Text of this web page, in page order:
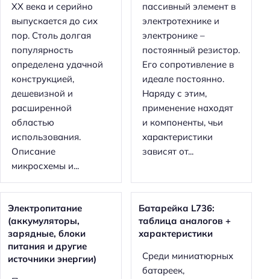
XX века и серийно
выпускается до сих
пор. Столь долгая
популярность
определена удачной
конструкцией,
дешевизной и
расширенной
областью
использования.
Описание
микросхемы и...
пассивный элемент в
электротехнике и
электронике –
постоянный резистор.
Его сопротивление в
идеале постоянно.
Наряду с этим,
применение находят
и компоненты, чьи
характеристики
зависят от...
Электропитание
(аккумуляторы,
зарядные, блоки
питания и другие
источники энергии)
Батарейка L736:
таблица аналогов +
характеристики
Среди миниатюрных
батареек,